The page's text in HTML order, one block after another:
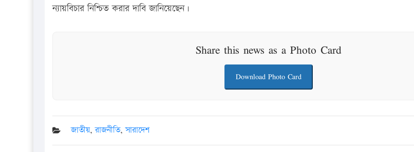
ন্যায়বিচার নিশ্চিত করার দাবি জানিয়েছেন।
Share this news as a Photo Card
Download Photo Card
জাতীয়,রাজনীতি,সারাদেশ